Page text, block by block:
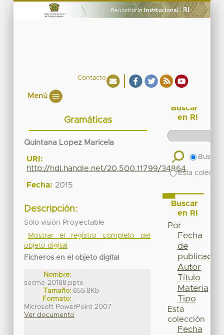
Contacto
Menú
Gramáticas
Quintana Lopez Maricela
URI:
http://hdl.handle.net/20.500.11799/34864
Fecha: 2015
Descripción:
Sólo visión Proyectable
Mostrar el registro completo del
objeto digital
Ficheros en el objeto digital
Nombre:
secme-20188.pptx
Tamaño: 655.8Kb
Formato:
Microsoft PowerPoint 2007
Ver documento
Buscar
en RI
Buscar
Esta
Buscar
en RI
Por
Fecha
de
publicación
Autor
Título
Materia
Tipo
Esta
colección
Fecha